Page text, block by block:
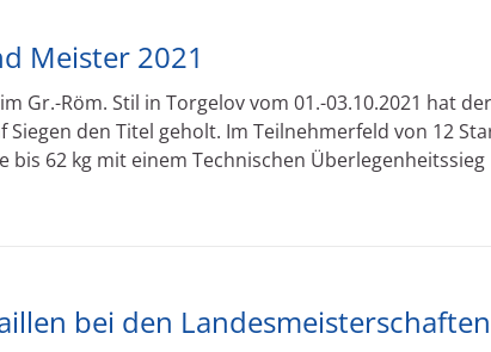
Meister 2021
Gr.-Röm. Stil in Torgelov vom 01.-03.10.2021 hat
Siegen den Titel geholt. Im Teilnehmerfeld von 12
bis 62 kg mit einem Technischen Überlegenheitssieg
bei den Landesmeisterschaften